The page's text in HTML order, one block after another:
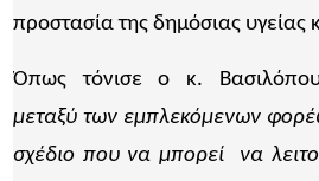
προστασία της δημόσιας υγείας
Όπως τόνισε ο κ.
μεταξύ των εμπλεκόμενων
σχέδιο που να μπορεί να